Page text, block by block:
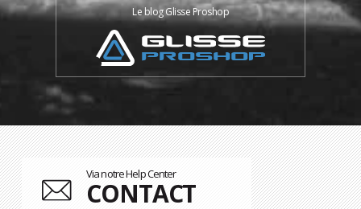
Le blog Glisse Proshop
Via notre Help Center
CONTACT